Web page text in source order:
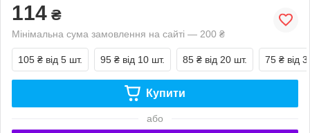
114 ₴
Мінімальна сума замовлення на сайті — 200 ₴
105 ₴ від 5 шт. 95 ₴ від 10 шт. 85 ₴ від 20 шт. 75 ₴ від
Купити
або